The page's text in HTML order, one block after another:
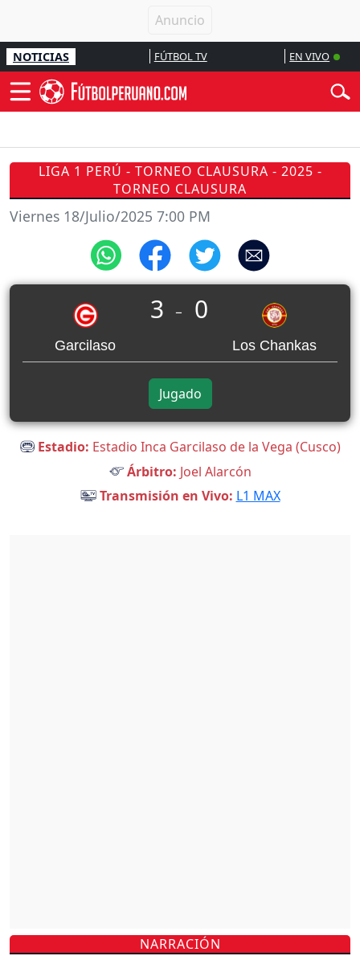
NOTICIAS FÚTBOL TV EN VIVO
LIGA 1 PERÚ - TORNEO CLAUSURA - 2025 -
TORNEO CLAUSURA
Viernes 18/Julio/2025 7:00 PM
Garcilaso
3 _ 0
Los Chankas
Jugado
Estadio: Estadio Inca Garcilaso de la Vega (Cusco)
Árbitro: Joel Alarcón
Transmisión en Vivo: L1 MAX
NARRACIÓN